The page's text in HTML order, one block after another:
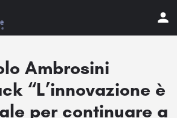
Ambrosini
“L’innovazione è
per continuare a